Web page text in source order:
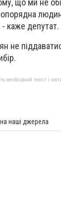
що ми не
- каже депутат.
не
необхідний текст і
на наші джерела